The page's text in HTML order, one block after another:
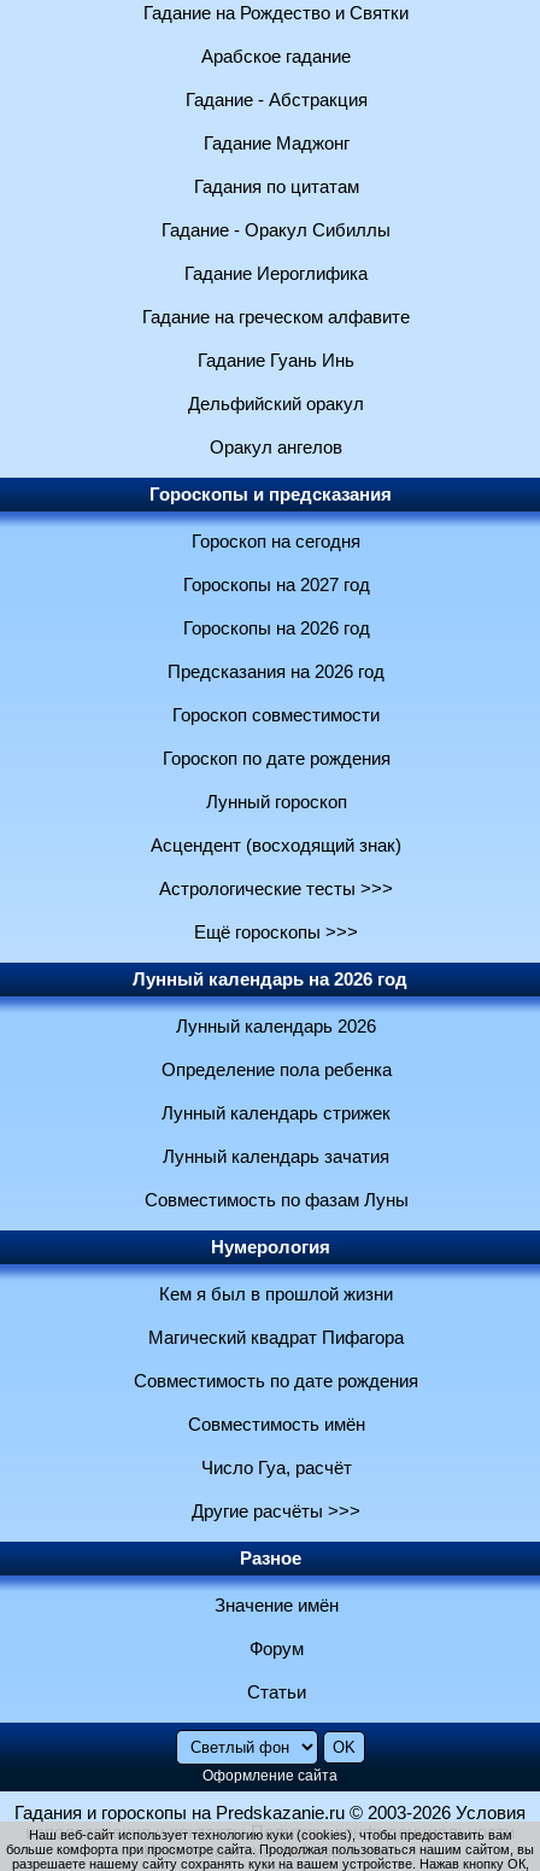
Гадание на Рождество и Святки
Арабское гадание
Гадание - Абстракция
Гадание Маджонг
Гадания по цитатам
Гадание - Оракул Сибиллы
Гадание Иероглифика
Гадание на греческом алфавите
Гадание Гуань Инь
Дельфийский оракул
Оракул ангелов
Гороскопы и предсказания
Гороскоп на сегодня
Гороскопы на 2027 год
Гороскопы на 2026 год
Предсказания на 2026 год
Гороскоп совместимости
Гороскоп по дате рождения
Лунный гороскоп
Асцендент (восходящий знак)
Астрологические тесты >>>
Ещё гороскопы >>>
Лунный календарь на 2026 год
Лунный календарь 2026
Определение пола ребенка
Лунный календарь стрижек
Лунный календарь зачатия
Совместимость по фазам Луны
Нумерология
Кем я был в прошлой жизни
Магический квадрат Пифагора
Совместимость по дате рождения
Совместимость имён
Число Гуа, расчёт
Другие расчёты >>>
Разное
Значение имён
Форум
Статьи
Оформление сайта
Гадания и гороскопы на Predskazanie.ru © 2003-2026 Условия
использования и контакты Политика конфиденциальности
Использование файлов cookie
Наш веб-сайт использует технологию куки (cookies), чтобы предоставить вам
больше комфорта при просмотре сайта. Продолжая пользоваться нашим сайтом, вы
разрешаете нашему сайту сохранять куки на вашем устройстве. Нажав кнопку ОК,